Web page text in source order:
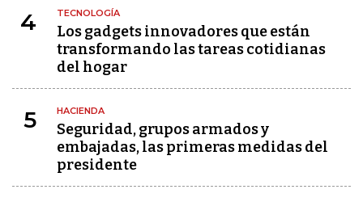
4 TECNOLOGÍA
Los gadgets innovadores que están
transformando las tareas cotidianas
del hogar
5 HACIENDA
Seguridad, grupos armados y
embajadas, las primeras medidas del
presidente